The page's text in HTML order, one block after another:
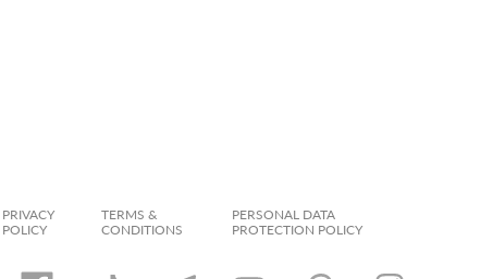
PRIVACY
POLICY
TERMS &
CONDITIONS
PERSONAL DATA
PROTECTION POLICY